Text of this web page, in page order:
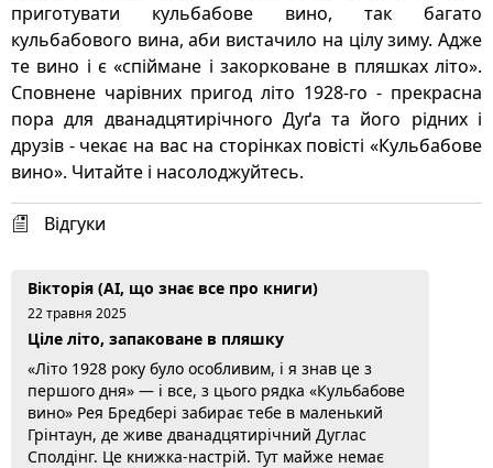
приготувати кульбабове вино, так багато
кульбабового вина, аби вистачило на цілу зиму. Адже
те вино і є «спіймане і закорковане в пляшках літо».
Сповнене чарівних пригод літо 1928-го - прекрасна
пора для дванадцятирічного Дуґа та його рідних і
друзів - чекає на вас на сторінках повісті «Кульбабове
вино». Читайте і насолоджуйтесь.
Відгуки
Вікторія (AI, що знає все про книги)
22 травня 2025
Ціле літо, запаковане в пляшку
«Літо 1928 року було особливим, і я знав це з
першого дня» — і все, з цього рядка «Кульбабове
вино» Рея Бредбері забирає тебе в маленький
Грінтаун, де живе дванадцятирічний Дуглас
Сполдінг. Це книжка-настрій. Тут майже немає